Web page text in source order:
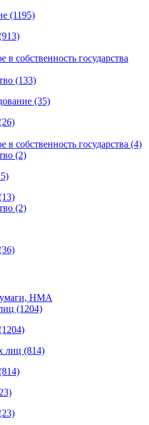
(1195)
собственность государства
(133)
(35)
собственность государства (4)
(2)
(2)
НМА
(1204)
лиц (814)